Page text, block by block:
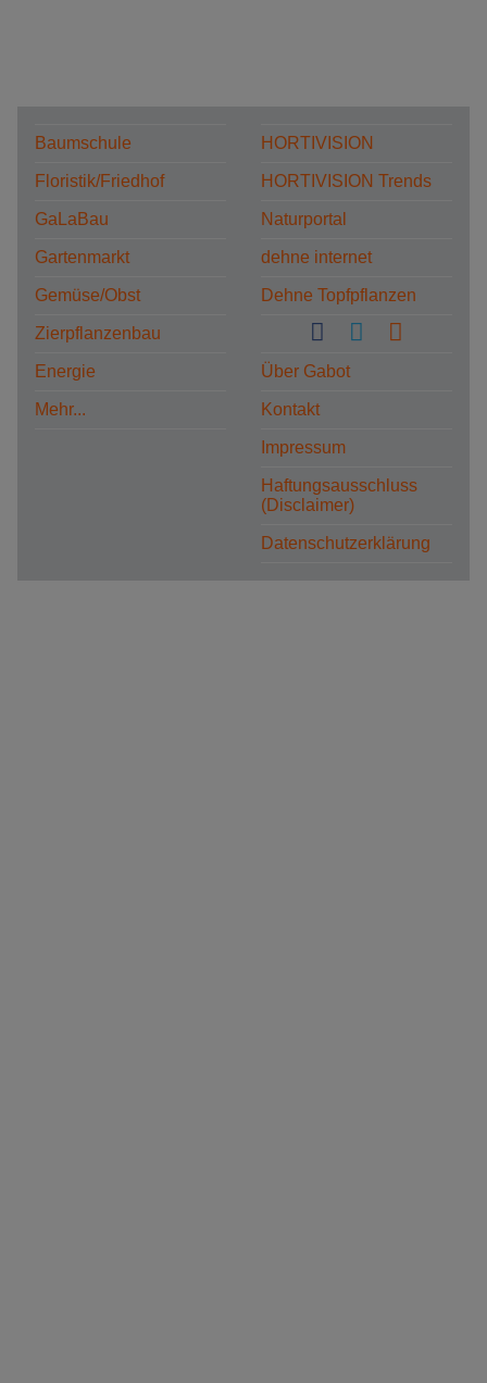
Baumschule
Floristik/Friedhof
GaLaBau
Gartenmarkt
Gemüse/Obst
Zierpflanzenbau
Energie
Mehr...
HORTIVISION
HORTIVISION Trends
Naturportal
dehne internet
Dehne Topfpflanzen
Über Gabot
Kontakt
Impressum
Haftungsausschluss
(Disclaimer)
Datenschutzerklärung